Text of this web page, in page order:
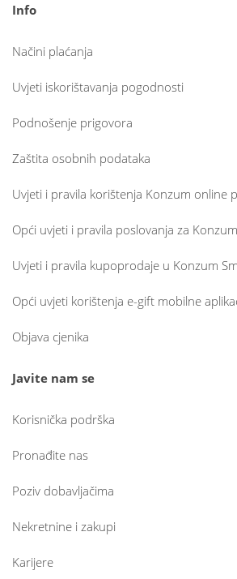
Info
Načini plaćanja
Uvjeti iskorištavanja pogodnosti
Podnošenje prigovora
Zaštita osobnih podataka
Uvjeti i pravila korištenja Konzum online
Opći uvjeti i pravila poslovanja za
Uvjeti i pravila kupoprodaje u Konzum
Opći uvjeti korištenja e-gift mobilne
Objava cjenika
Javite nam se
Korisnička podrška
Pronađite nas
Poziv dobavljačima
Nekretnine i zakupi
Karijere